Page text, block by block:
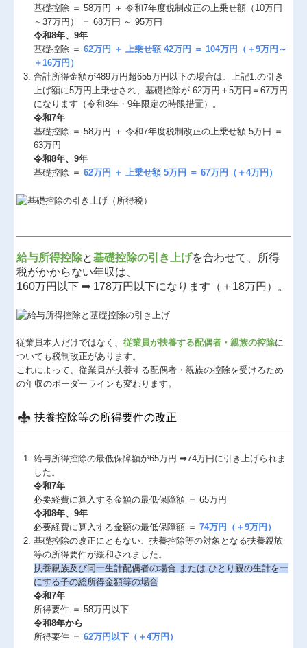
基礎控除 ＝ 58万円 ＋ 令和7年度税制改正の上乗せ額（10万円
～37万円） ＝ 68万円 ～ 95万円
令和8年、9年
基礎控除 ＝62万円 ＋ 上乗せ額 42万円 ＝ 104万円（＋9万円～
＋16万円）
合計所得⾦額が489万円超655万円以下の場合は、上記1.の引き
上げ額に5万円上乗せされ、基礎控除が 62万円＋5万円＝67万円
になります（令和8年・9年限定の時限措置）。
令和7年
基礎控除 ＝ 58万円 ＋ 令和7年度税制改正の上乗せ額 5万円 ＝
63万円
令和8年、9年
基礎控除 ＝62万円 ＋ 上乗せ額 5万円 ＝ 67万円（＋4万円）
給与所得控除と基礎控除の引き上げを合わせて、所得
税がかからない年収は、
160万円以下 ➡ 178万円以下になります（＋18万円）。
従業員本人だけではなく、従業員が扶養する配偶者・親族の控除に
ついても税制改正があります。
これによって、従業員が扶養する配偶者・親族の控除を受けるため
の年収のボーダーラインも変わります。
扶養控除等の所得要件の改正
給与所得控除の最低保障額が65万円 ➡74万円に引き上げられま
した。
令和7年
必要経費に算入する金額の最低保障額 ＝ 65万円
令和8年、9年
必要経費に算入する金額の最低保障額 ＝74万円（＋9万円）
基礎控除の改正にともない、扶養控除等の対象となる扶養親族
等の所得要件が緩和されました。
扶養親族及び同⼀⽣計配偶者の場合 または ひとり親の⽣計を⼀
にする⼦の総所得⾦額等の場合
令和7年
所得要件 ＝ 58万円以下
令和8年から
所得要件 ＝62万円以下（＋4万円）